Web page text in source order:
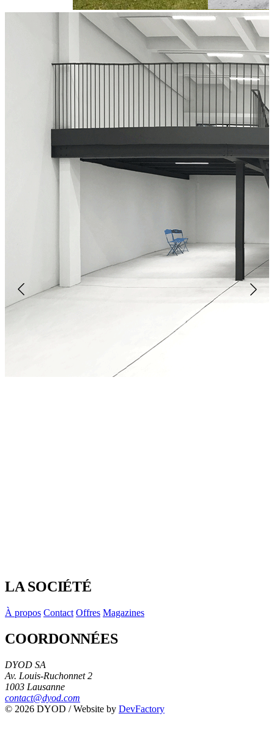
LA SOCIÉTÉ
À propos Contact Offres Magazines
COORDONNÉES
DYOD SA
Av. Louis-Ruchonnet 2
1003 Lausanne
contact@dyod.com
© 2026 DYOD / Website by DevFactory